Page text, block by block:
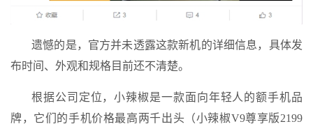
遗憾的是，官方并未透露这款新机的详细信息，具体发
布时间、外观和规格目前还不清楚。
根据公司定位，小辣椒是一款面向年轻人的额手机品
牌，它们的手机价格最高两千出头（小辣椒V9尊享版2199